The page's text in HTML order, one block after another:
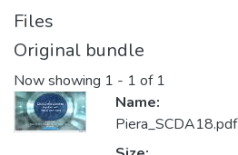
Files
Original bundle
Now showing 1 - 1 of 1
Name:
Piera_SCDA18.pdf